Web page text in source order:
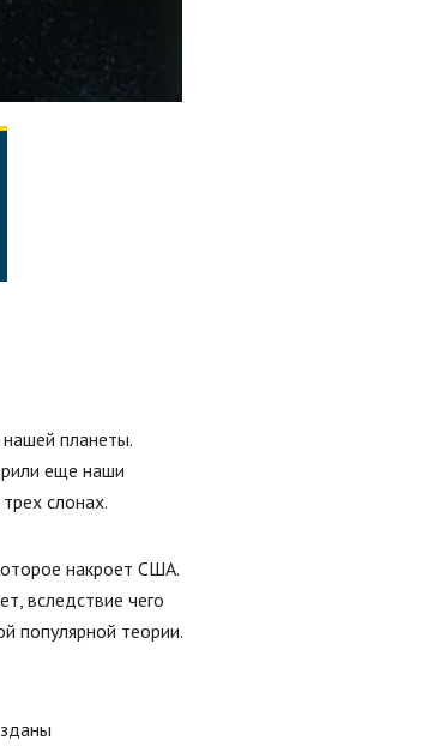
планеты.
еще наши
слонах.
накроет США.
вследствие чего
популярной теории.